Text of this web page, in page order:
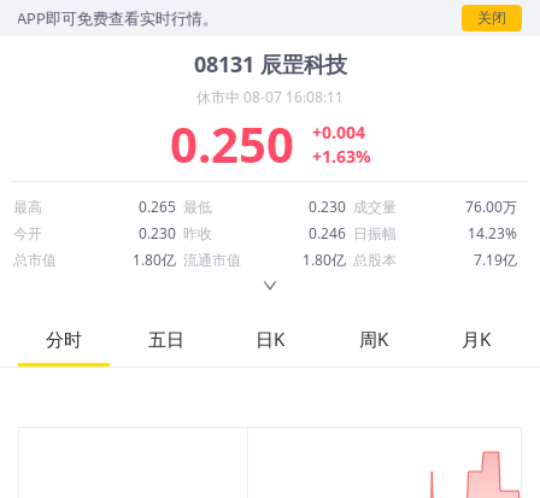
可免费查看实时行情。 关闭
08131 辰罡科技
休市中 08-07 16:08:11
0.250
+0.004
+1.63%
最高 0.265 最低 0.230 成交量
76.00万
今开
0.230 昨收 0.246 日振幅
14.23%
总市值
1.80亿 流通市值 1.80亿 总股本
7.19亿
52周最高
0.330 市盈率
24.51
股息
分时 五日 日K 周K 月K